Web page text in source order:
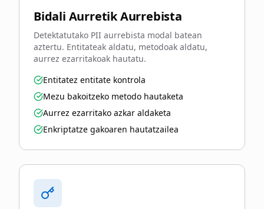
Bidali Aurretik Aurrebista
Detektatutako PII aurrebista modal batean
aztertu. Entitateak aldatu, metodoak aldatu,
aurrez ezarritakoak hautatu.
Entitatez entitate kontrola
Mezu bakoitzeko metodo hautaketa
Aurrez ezarritako azkar aldaketa
Enkriptatze gakoaren hautatzailea